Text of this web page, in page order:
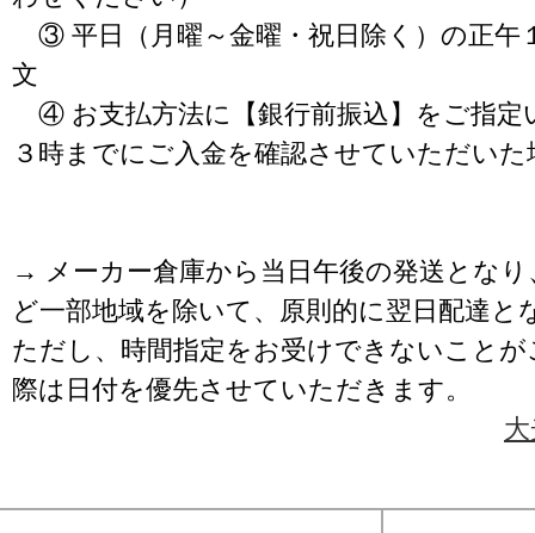
③ 平日（月曜～金曜・祝日除く）の正午
文
④ お支払方法に【銀行前振込】をご指定
３時までにご入金を確認させていただいた
→ メーカー倉庫から当日午後の発送となり
ど一部地域を除いて、原則的に翌日配達と
ただし、時間指定をお受けできないこと
際は日付を優先させていただきます。